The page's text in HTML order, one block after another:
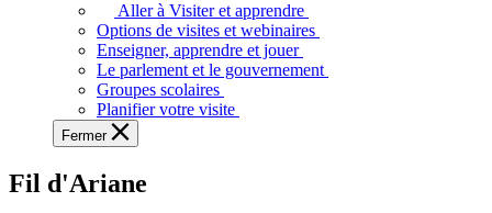
voir,
apprendre
et
à
à
Aller à Visiter et apprendre
Options de visites et webinaires
Enseigner, apprendre et jouer
Le parlement et le gouvernement
Groupes scolaires
Planifier votre visite
Fermer
Fil d'Ariane